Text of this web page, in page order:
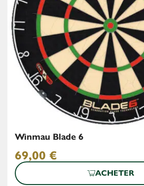
Winmau Blade 6
69,00 €
ACHETER